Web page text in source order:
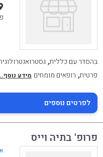
בהסדר עם כללית,
פרטית, רופאים מומחים מידע
לפרטים נוספים
פרופ' בתיה וייס